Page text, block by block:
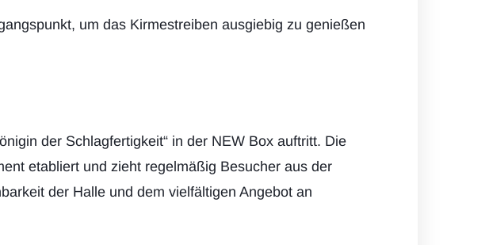
um das Kirmestreiben ausgiebig zu genießen
der Schlagfertigkeit“ in der NEW Box auftritt. Die
etabliert und zieht regelmäßig Besucher aus der
der Halle und dem vielfältigen Angebot an